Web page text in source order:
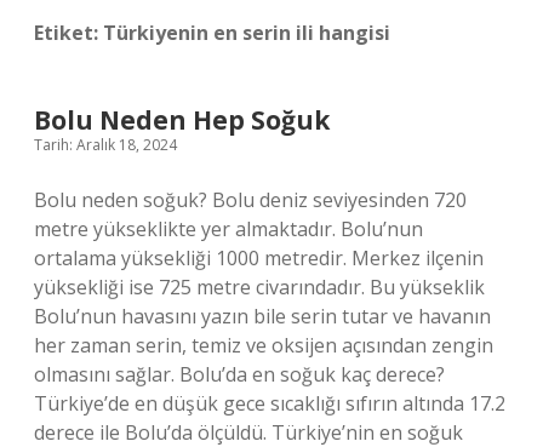
Etiket: Türkiyenin en serin ili hangisi
Bolu Neden Hep Soğuk
Tarih: Aralık 18, 2024
Bolu neden soğuk? Bolu deniz seviyesinden 720
metre yükseklikte yer almaktadır. Bolu’nun
ortalama yüksekliği 1000 metredir. Merkez ilçenin
yüksekliği ise 725 metre civarındadır. Bu yükseklik
Bolu’nun havasını yazın bile serin tutar ve havanın
her zaman serin, temiz ve oksijen açısından zengin
olmasını sağlar. Bolu’da en soğuk kaç derece?
Türkiye’de en düşük gece sıcaklığı sıfırın altında 17.2
derece ile Bolu’da ölçüldü. Türkiye’nin en soğuk